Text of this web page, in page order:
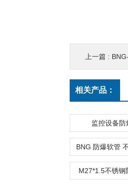
上一篇 :
相关产品：
监控设备
M27*1.5不锈钢